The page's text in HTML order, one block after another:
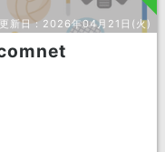
更新日： 2026年04月21日(火)